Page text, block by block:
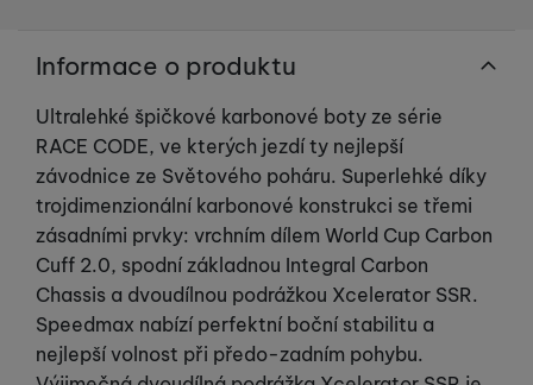
Informace o produktu
Ultralehké špičkové karbonové boty ze série
RACE CODE, ve kterých jezdí ty nejlepší
závodnice ze Světového poháru. Superlehké díky
trojdimenzionální karbonové konstrukci se třemi
zásadními prvky: vrchním dílem World Cup Carbon
Cuff 2.0, spodní základnou Integral Carbon
Chassis a dvoudílnou podrážkou Xcelerator SSR.
Speedmax nabízí perfektní boční stabilitu a
nejlepší volnost při předo-zadním pohybu.